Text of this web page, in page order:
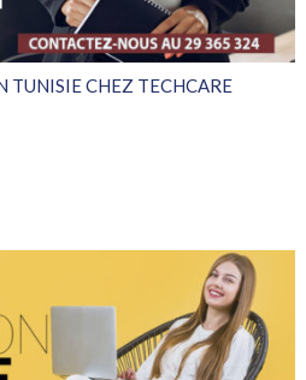
CHEZ TECHCARE